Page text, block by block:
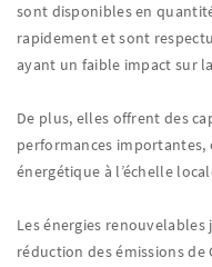
sont disponibles en
rapidement et sont
ayant un faible impact sur
De plus, elles offrent des
performances importantes,
énergétique à l’échelle
Les énergies
réduction des émissions de